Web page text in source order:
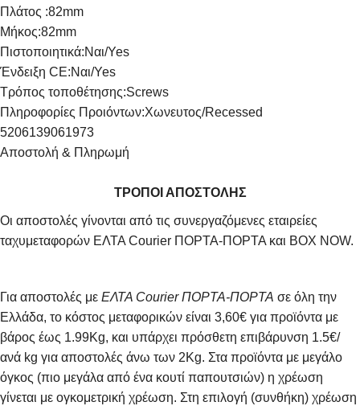
Πλάτος :82mm
Μήκος:82mm
Πιστοποιητικά:Ναι/Yes
Ένδειξη CE:Ναι/Yes
Τρόπος τοποθέτησης:Screws
Πληροφορίες Προιόντων:Χωνευτος/Recessed
5206139061973
Αποστολή & Πληρωμή
ΤΡΟΠΟΙ ΑΠΟΣΤΟΛΗΣ
Οι αποστολές γίνονται από τις συνεργαζόμενες εταιρείες
ταχυμεταφορών ΕΛΤΑ Courier ΠΟΡΤΑ-ΠΟΡΤΑ και BOX NOW.
Για αποστολές με ΕΛΤΑ Courier ΠΟΡΤΑ-ΠΟΡΤΑ σε όλη την
Ελλάδα, το κόστος μεταφορικών είναι 3,60€ για προϊόντα με
βάρος έως 1.99Kg, και υπάρχει πρόσθετη επιβάρυνση 1.5€/
ανά kg για αποστολές άνω των 2Κg. Στα προϊόντα με μεγάλο
όγκος (πιο μεγάλα από ένα κουτί παπουτσιών) η χρέωση
γίνεται με ογκομετρική χρέωση. Στη επιλογή (συνθήκη) χρέωση